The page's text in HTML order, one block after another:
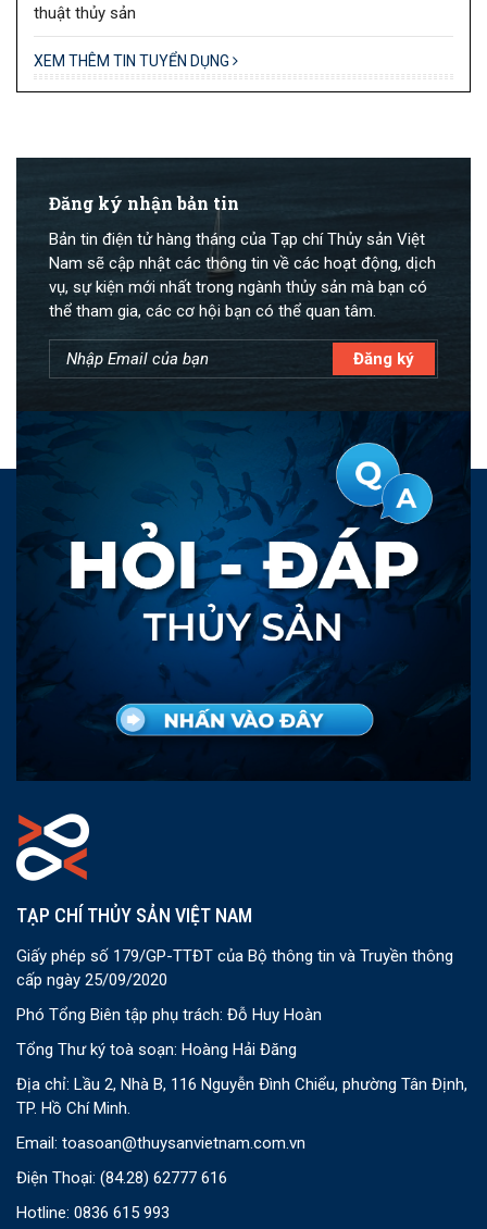
thuật thủy sản
XEM THÊM TIN TUYỂN DỤNG
Đăng ký nhận bản tin
Bản tin điện tử hàng tháng của Tạp chí Thủy sản Việt
Nam sẽ cập nhật các thông tin về các hoạt động, dịch
vụ, sự kiện mới nhất trong ngành thủy sản mà bạn có
thể tham gia, các cơ hội bạn có thể quan tâm.
TẠP CHÍ THỦY SẢN VIỆT NAM
Giấy phép số 179/GP-TTĐT của Bộ thông tin và Truyền thông
cấp ngày 25/09/2020
Phó Tổng Biên tập phụ trách: Đỗ Huy Hoàn
Tổng Thư ký toà soạn: Hoàng Hải Đăng
Địa chỉ: Lầu 2, Nhà B, 116 Nguyễn Đình Chiểu, phường Tân Định,
TP. Hồ Chí Minh.
Email: toasoan@thuysanvietnam.com.vn
Điện Thoại: (84.28) 62777 616
Hotline: 0836 615 993